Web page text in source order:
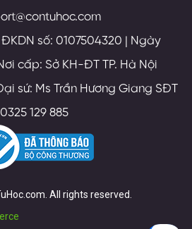
số: 0107504320 | Ngày
cấp: Sở KH-ĐT TP. Hà Nội
sứ: Ms Trần Hương Giang SĐT
0325 129 885
All rights reserved.